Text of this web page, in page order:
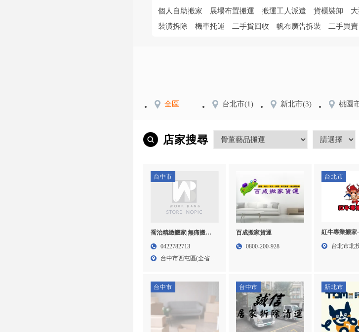
個人自助搬家
展場布置搬運 搬運工人派遣 貨櫃裝卸
裝潢拆除
機車托運 二手貨回收 帆布廣告拆裝 二手買賣
全區 台北市(1) 新北市(3) 桃園
店家搜尋
台中市
喬治精緻搬家|無痛搬家|
全省服務|收納打包|搬家
家公司,西屯區搬家公司
0422782713
台中市西屯區(全省
百成搬家貨運
0800-200-928
台北市
紅牛專業搬家
搬家公司推薦,
台北市北
台中市 台中市 新北市